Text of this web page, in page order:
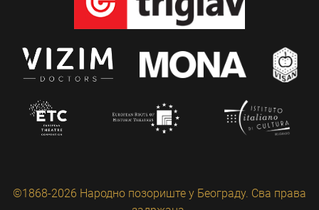
©1868-2026 Народно позориште у Београду. Сва права